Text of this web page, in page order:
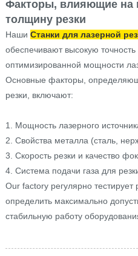
Факторы, влияющие на
толщину резки
Наши Станки для лазерной
обеспечивают высокую точность
оптимизированной мощности
Основные факторы,
резки, включают:
1. Мощность лазерного
2. Свойства металла (сталь,
3. Скорость резки и качество
4. Система подачи газа для
Our factory регулярно
определить максимально
стабильную работу